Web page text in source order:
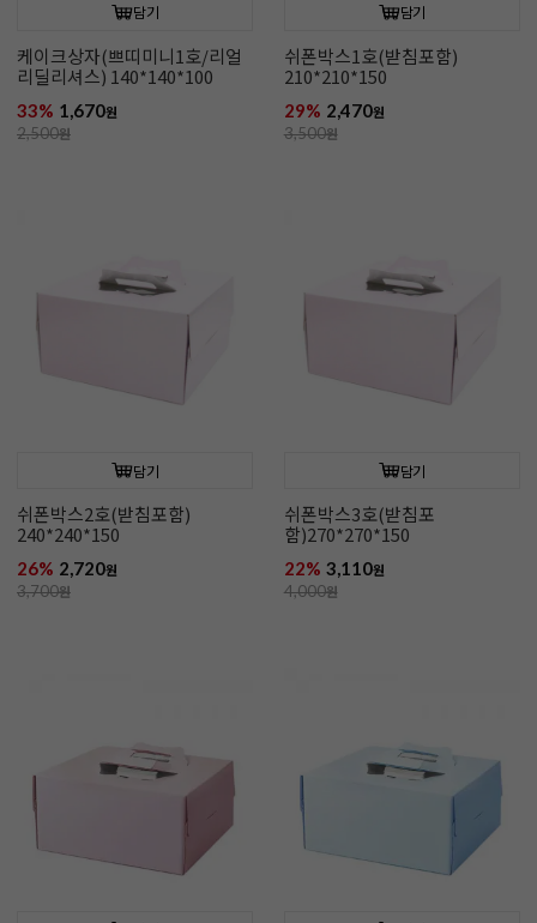
담기
케이크상자(쁘띠미니1호/리얼
리딜리셔스) 140*140*100
33% 1,670원
2,500원
담기
쉬폰박스1호(받침포함)
210*210*150
29% 2,470원
3,500원
담기
쉬폰박스2호(받침포함)
240*240*150
26% 2,720원
3,700원
담기
쉬폰박스3호(받침포
함)270*270*150
22% 3,110원
4,000원